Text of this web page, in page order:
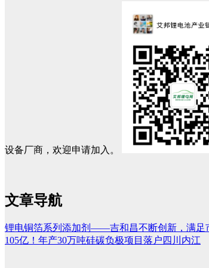
设备厂商，欢迎申请加入。
文章导航
锂电铜箔系列添加剂——吉和昌不断创新，满足
105亿！年产30万吨硅碳负极项目落户四川内江